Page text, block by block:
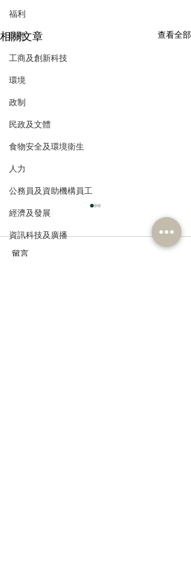
福利
財經
工商及創新科技
環境
政制
民政及文體
食物安全及環境衛生
人力
公務員及資助機構員工
經濟及發展
資訊科技及廣播
相關文章 查看全部
留言